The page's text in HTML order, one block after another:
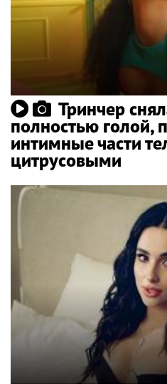
Тринчер
полностью голой,
интимные части
цитрусовыми